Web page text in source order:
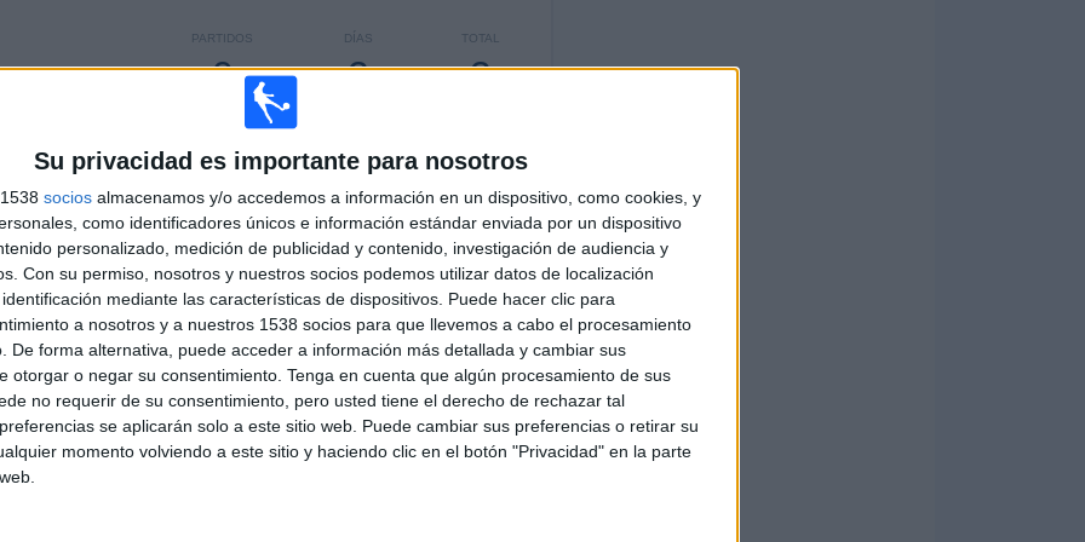
Su privacidad es importante para nosotros
socios almacenamos y/o accedemos a información en un dispositivo, como cookies, y
como identificadores únicos e información estándar enviada por un dispositivo
personalizado, medición de publicidad y contenido, investigación de audiencia y
Con su permiso, nosotros y nuestros socios podemos utilizar datos de localización
mediante las características de dispositivos. Puede hacer clic para
a nosotros y a nuestros 1538 socios para que llevemos a cabo el procesamiento
De forma alternativa, puede acceder a información más detallada y cambiar sus
otorgar o negar su consentimiento. Tenga en cuenta que algún procesamiento de sus
no requerir de su consentimiento, pero usted tiene el derecho de rechazar tal
se aplicarán solo a este sitio web. Puede cambiar sus preferencias o retirar su
momento volviendo a este sitio y haciendo clic en el botón "Privacidad" en la parte
TOTAL
3
DÍAS
2
PARTIDOS
0
CONSECUTIVOS
DE PAGO
TOTAL
29
RIVALES
MÁXIMO
3
VS All Boys
TOTAL
3
COMPETICIONES
RANKING POR COMPETICIONES
Primera Nacional Argentina
29 (70,73%)
Primera B Argentina
10 (24,39%)
Copa Argentina
2 (4,88%)